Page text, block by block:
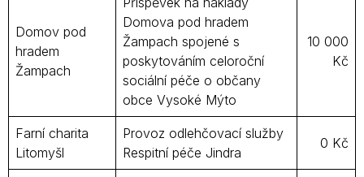
Domov pod
hradem
Žampach
Domova pod hradem
Žampach spojené s
poskytováním celoroční
sociální péče o občany
obce Vysoké Mýto
10 000
Kč
Farní charita
Litomyšl
Provoz odlehčovací služby
Respitní péče Jindra
0 Kč